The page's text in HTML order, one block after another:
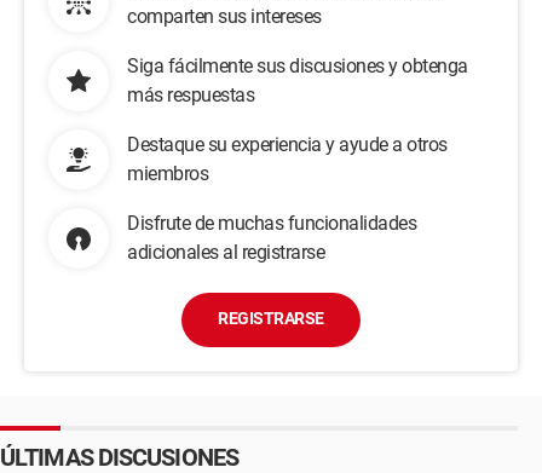
comparten sus intereses
Siga fácilmente sus discusiones y obtenga
más respuestas
Destaque su experiencia y ayude a otros
miembros
Disfrute de muchas funcionalidades
adicionales al registrarse
REGISTRARSE
ÚLTIMAS DISCUSIONES